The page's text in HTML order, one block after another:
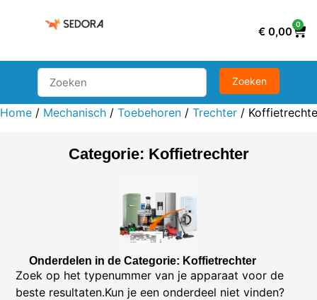
€ 0,00
0
Home / Mechanisch / Toebehoren / Trechter /
Categorie: Koffietrechter
Onderdelen in de Categorie: Koffietrechter
Zoek op het typenummer van je apparaat voor de
beste resultaten.Kun je een onderdeel niet vinden?